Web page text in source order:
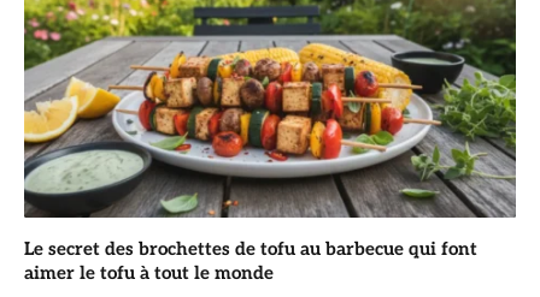
Le secret des brochettes de tofu au barbecue qui font
aimer le tofu à tout le monde